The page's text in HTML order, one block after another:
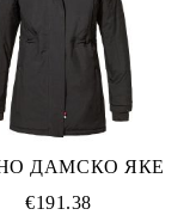
ДАМСКО ЯКЕ
€191.38